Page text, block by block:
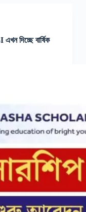
দিচ্ছে বার্ষিক